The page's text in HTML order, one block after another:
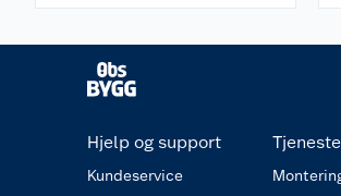
Hjelp og support
Kundeservice